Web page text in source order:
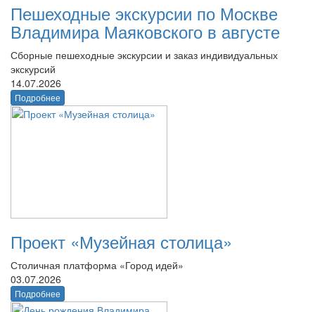
Пешеходные экскурсии по Москве
Владимира Маяковского в августе
Сборные пешеходные экскурсии и заказ индивидуальных
экскурсий
14.07.2026
Подробнее
Проект «Музейная столица»
Столичная платформа «Город идей»
03.07.2026
Подробнее